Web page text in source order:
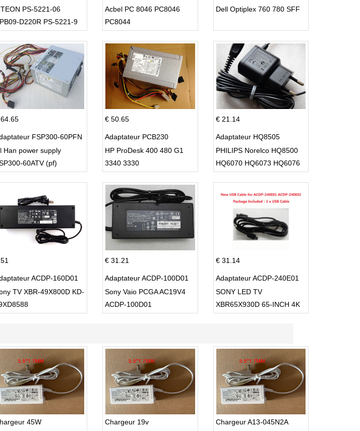
PS-5221-06
D220R PS-5221-9
Acbel PC 8046 PC8046
PC8044
Dell Optiplex 760 780 SFF
FSP300-60PFN
Han power supply
60ATV (pf)
€ 50.65
Adaptateur PCB230
HP ProDesk 400 480 G1
3340 3330
€ 21.14
Adaptateur HQ8505
PHILIPS Norelco HQ8500
HQ6070 HQ6073 HQ6076
ACDP-160D01
TV XBR-49X800D KD-
€ 31.21
Adaptateur ACDP-100D01
Sony Vaio PCGA AC19V4
ACDP-100D01
€ 31.14
Adaptateur ACDP-240E01
SONY LED TV
XBR65X930D 65-INCH 4K
45W Chargeur 19v Chargeur A13-045N2A